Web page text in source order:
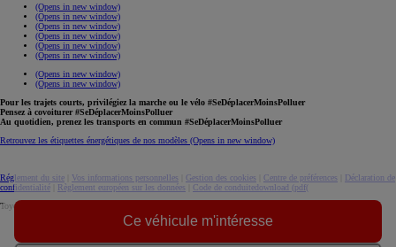
Ce véhicule m'intéresse
(Opens in new window)
(Opens in new window)
(Opens in new window)
(Opens in new window)
(Opens in new window)
(Opens in new window)
(Opens in new window)
(Opens in new window)
Pour les trajets courts, privilégiez la marche ou le vélo #SeDéplacerMoinsPolluer
Pensez à covoiturer #SeDéplacerMoinsPolluer
Au quotidien, prenez les transports en commun #SeDéplacerMoinsPolluer
Retrouvez les étiquettes énergétiques de nos modèles (Opens in new window)
Réglement du site Vos informations personnelles Gestion des cookies Centre de préférences
Déclaration de
confidentialité
Règlement européen sur les données Code de conduitedownload (pdf(
Toyota. Tous droits réservés. © 2026